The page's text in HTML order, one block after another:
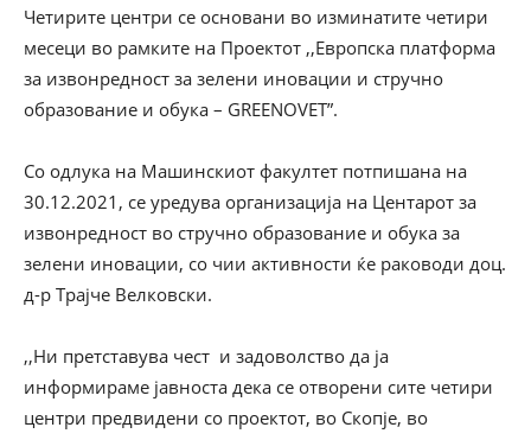
Четирите центри се основани во изминатите четири
месеци во рамките на Проектот ,,Европска платформа
за извонредност за зелени иновации и стручно
образование и обука – GREENOVET”.
Со одлука на Машинскиот факултет потпишана на
30.12.2021, се уредува организација на Центарот за
извонредност во стручно образование и обука за
зелени иновации, со чии активности ќе раководи доц.
д-р Трајче Велковски.
,,Ни претставува чест и задоволство да ја
информираме јавноста дека се отворени сите четири
центри предвидени со проектот, во Скопје, во